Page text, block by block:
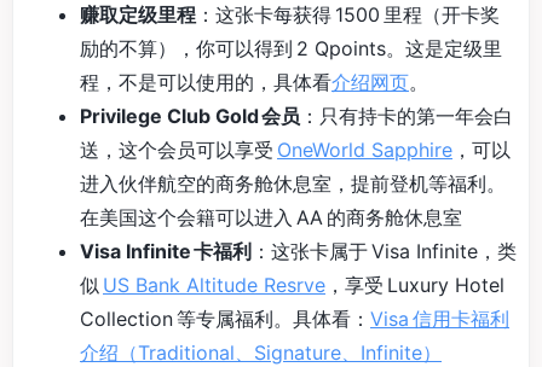
赚取定级里程 ：这张卡每获得 1500 里程（开卡奖
励的不算），你可以得到 2 Qpoints。这是定级里
程，不是可以使用的，具体看介绍网页。
Privilege Club Gold 会员 ：只有持卡的第一年会白
送，这个会员可以享受 OneWorld Sapphire ，可以
进入伙伴航空的商务舱休息室，提前登机等福利。
在美国这个会籍可以进入 AA 的商务舱休息室
Visa Infinite 卡福利 ：这张卡属于 Visa Infinite，类
似 US Bank Altitude Resrve ，享受 Luxury Hotel
Collection 等专属福利。具体看： Visa 信用卡福利
介绍（Traditional、Signature、Infinite）